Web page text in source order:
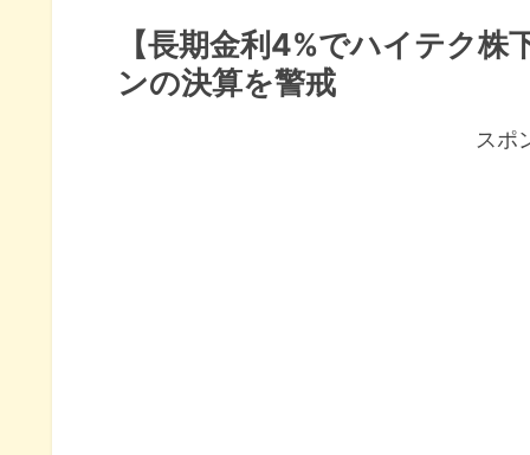
【長期金利4%でハイテク
ンの決算を警戒
スポ